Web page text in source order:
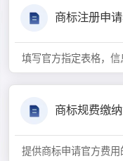
商标注册申
填写官方指定表格，信
商标规费缴
提供商标申请官方费用